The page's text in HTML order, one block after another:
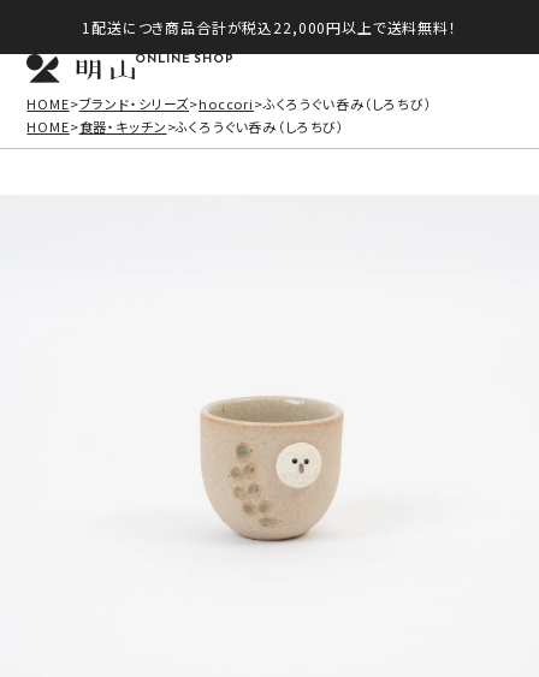
1配送につき商品合計が税込22,000円以上で送料無料！
ONLINE SHOP
HOME ブランド・シリーズ hoccori
ふくろうぐい呑み（しろちび）
HOME 食器・キッチン ふくろうぐい呑み（しろちび）